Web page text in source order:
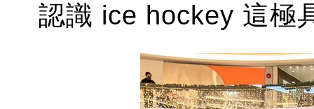
認識 ice hockey 這極